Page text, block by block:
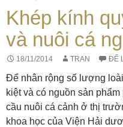
Khép kính
và nuôi cá
18/11/2014 TRAN ĐỂ
Để nhân rộng số lượng
kiệt và có nguồn sản
cầu nuôi cá cảnh ở thị
khoa học của Viện Hải